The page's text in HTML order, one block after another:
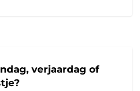
verjaardag of